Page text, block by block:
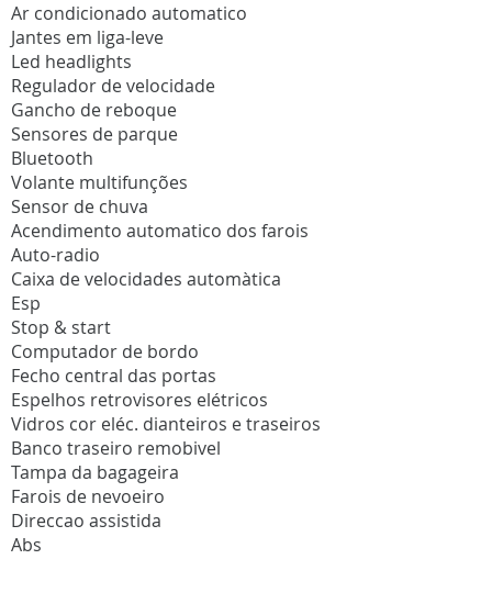
Ar condicionado automatico
Jantes em liga-leve
Led headlights
Regulador de velocidade
Gancho de reboque
Sensores de parque
Bluetooth
Volante multifunções
Sensor de chuva
Acendimento automatico dos farois
Auto-radio
Caixa de velocidades automàtica
Esp
Stop & start
Computador de bordo
Fecho central das portas
Espelhos retrovisores elétricos
Vidros cor eléc. dianteiros e traseiros
Banco traseiro remobivel
Tampa da bagageira
Farois de nevoeiro
Direccao assistida
Abs